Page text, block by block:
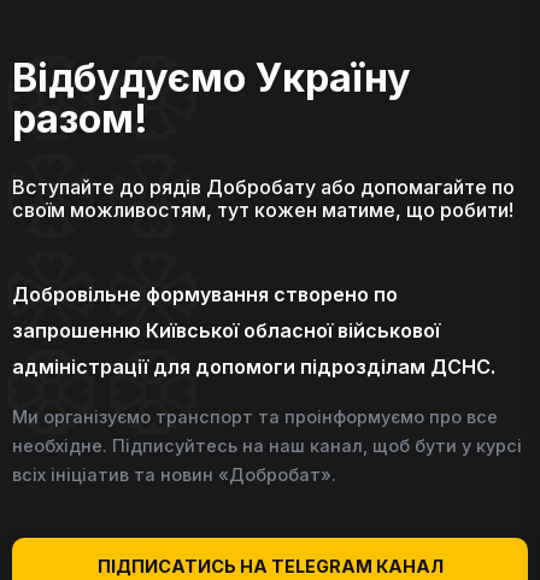
Відбудуємо Україну
разом!
Вступайте до рядів Добробату або допомагайте по
своїм можливостям, тут кожен матиме, що робити!
Добровільне формування створено по
запрошенню Київської обласної військової
адміністрації для допомоги підрозділам ДСНС.
Ми організуємо транспорт та проінформуємо про все
необхідне. Підписуйтесь на наш канал, щоб бути у курсі
всіх ініціатив та новин «Добробат».
ПІДПИСАТИСЬ НА TELEGRAM КАНАЛ